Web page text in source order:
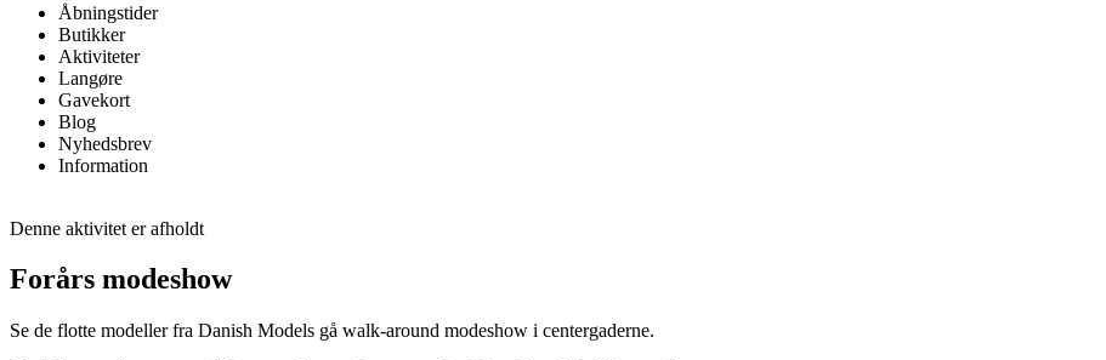
Åbningstider
Butikker
Aktiviteter
Langøre
Gavekort
Blog
Nyhedsbrev
Information
Denne aktivitet er afholdt
Forårs modeshow
Se de flotte modeller fra Danish Models gå walk-around modeshow i centergaderne.